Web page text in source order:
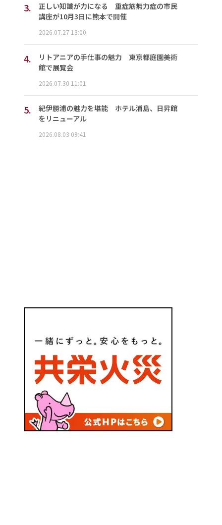
3.
正しい知識が力になる 重症筋無力症の市民
講座が10月3日に熊本で開催
2026.07.27 13:00
4.
リトアニアの手仕事の魅力 東京都庭園美術
館で展覧会
2026.07.30 11:01
5.
紀伊勝浦の魅力を堪能 ホテル浦島、日昇館
をリニューアル
2026.08.03 09:41